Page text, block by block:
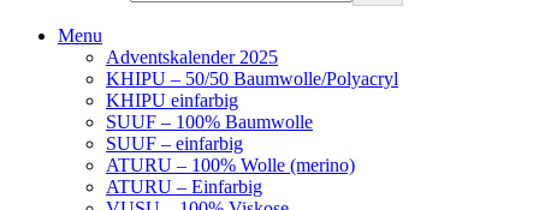
Menu
Adventskalender 2025
KHIPU – 50/50 Baumwolle/Polyacryl
KHIPU einfarbig
SUUF – 100% Baumwolle
SUUF – einfarbig
ATURU – 100% Wolle (merino)
ATURU – Einfarbig